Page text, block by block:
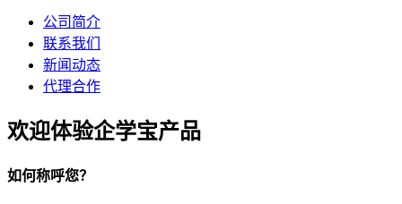
公司简介
联系我们
新闻动态
代理合作
欢迎体验企学宝产品
如何称呼您？